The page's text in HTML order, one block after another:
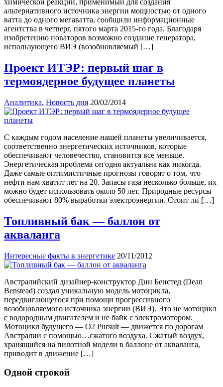
химической реакции, применимый для создания
альтернативного источника энергии мощностью от одного
ватта до одного мегаватта, сообщили информационные
агентства в четверг, пятого марта 2015-го года. Благодаря
изобретению новаторов возможно создание генератора,
использующего ВИЭ (возобновляемый […]
Проект ИТЭР: первый шаг в
термоядерное будущее планеты
Аналитика, Новость дня 20/02/2014
С каждым годом население нашей планеты увеличивается,
соответственно энергетических источников, которые
обеспечивают человечество, становится все меньше.
Энергетическая проблема сегодня актуальна как никогда.
Даже самые оптимистичные прогнозы говорят о том, что
нефти нам хватит лет на 20. Запасы газа несколько больше, их
можно будет использовать около 50 лет. Природные ресурсы
обеспечивают 80% выработки электроэнергии. Стоит ли […]
Топливный бак — баллон от
акваланга
Интересные факты в энергетике 20/11/2012
Австралийский дизайнер-конструктор Дин Бенстед (Dean
Benstead) создал уникальную модель мотоцикла,
передвигающегося при помощи прогрессивного
возобновляемого источника энергии (ВИЭ). Это не мотоцикл
с водородным двигателем и не байк с электромотором.
Мотоцикл будущего — O2 Pursuit — движется по дорогам
Австралии с помощью…сжатого воздуха. Сжатый воздух,
хранящийся на пилотной модели в баллоне от акваланга,
приводит в движение […]
Одной строкой